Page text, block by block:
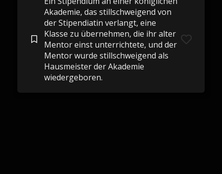
Akademie, das stillschweigend von
der Stipendiatin verlangt, eine
Klasse zu übernehmen, die ihr alter
Mentor einst unterrichtete, und der
Mentor wurde stillschweigend als
Hausmeister der Akademie
wiedergeboren.